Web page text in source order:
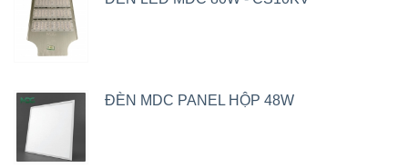
ĐÈN MDC PANEL HỘP 48W